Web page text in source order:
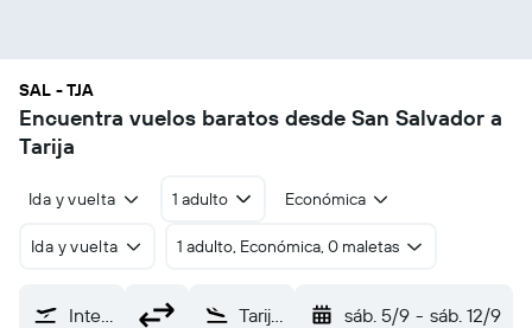
SAL - TJA
Encuentra vuelos baratos desde San Salvador a
Tarija
Ida y vuelta 1 adulto Económica
Ida y vuelta 1 adulto, Económica, 0 maletas
Internacional de El Salvador (SAL) Tarija (TJA) sáb. 5/9 - sáb. 12/9